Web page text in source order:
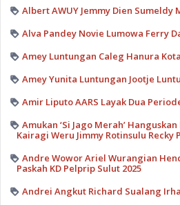
Albert AWUY Jemmy Dien Sumeldy
Alva Pandey Novie Lumowa Ferry
Amey Luntungan Caleg Hanura
Amey Yunita Luntungan Jootje
Amir Liputo AARS Layak Dua
Amukan ‘Si Jago Merah’
Kairagi Weru Jimmy Rotinsulu Recky
Andre Wowor Ariel Wurangian
Paskah KD Pelprip Sulut 2025
Andrei Angkut Richard Sualang